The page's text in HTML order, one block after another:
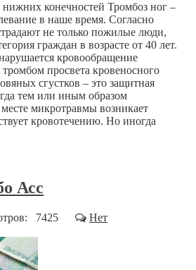
конечностей Тромбоз ног –
в наше время. Согласно
не только пожилые люди,
граждан в возрасте от 40 лет.
кровообращение
просвета кровеносного
сгустков – это защитная
тем или иным образом
микротравмы возникает
кровотечению. Но иногда
Асс
7425
Нет